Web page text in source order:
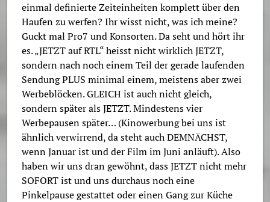
einmal definierte Zeiteinheiten komplett über den
Haufen zu werfen? Ihr wisst nicht, was ich meine?
Guckt mal Pro7 und Konsorten. Da seht und hört ihr
es. „JETZT auf RTL“ heisst nicht wirklich JETZT,
sondern nach noch einem Teil der gerade laufenden
Sendung PLUS minimal einem, meistens aber zwei
Werbeblöcken. GLEICH ist auch nicht gleich,
sondern später als JETZT. Mindestens vier
Werbepausen später… (Kinowerbung bei uns ist
ähnlich verwirrend, da steht auch DEMNÄCHST,
wenn Januar ist und der Film im Juni anläuft). Also
haben wir uns dran gewöhnt, dass JETZT nicht mehr
SOFORT ist und uns durchaus noch eine
Pinkelpause gestattet oder einen Gang zur Küche